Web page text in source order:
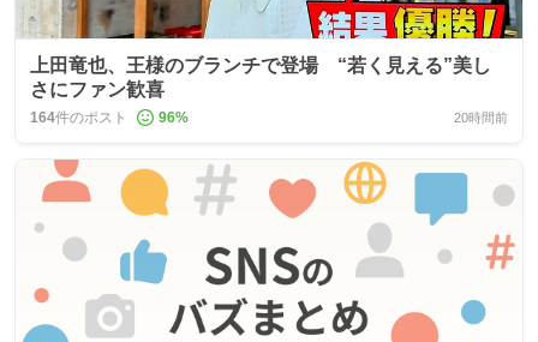
上田竜也、王様のブランチで登場 “若く見える”美し
さにファン歓喜
164件のポスト 96% 20時間前